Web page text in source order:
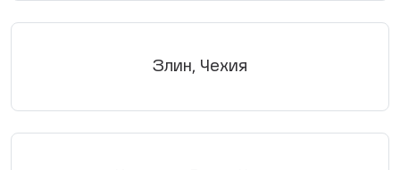
Злин, Чехия